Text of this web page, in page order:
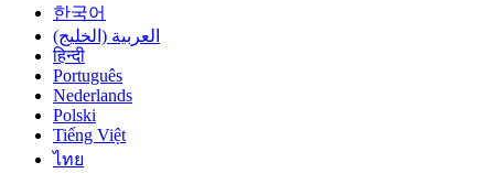
한국어
العربية (الخليج)
हिन्दी
Português
Nederlands
Polski
Tiếng Việt
ไทย